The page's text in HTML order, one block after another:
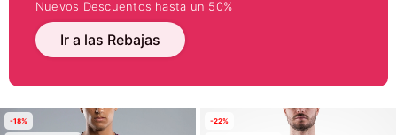
Nuevos Descuentos hasta un 50%
Ir a las Rebajas
-18% -22%